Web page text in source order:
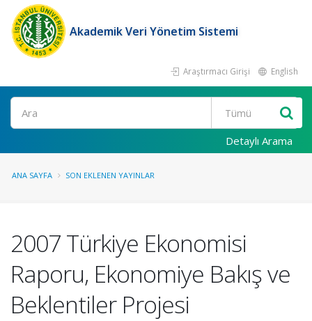
Akademik Veri Yönetim Sistemi
Araştırmacı Girişi English
Ara
Detaylı Arama
ANA SAYFA SON EKLENEN YAYINLAR
2007 Türkiye Ekonomisi
Raporu, Ekonomiye Bakış ve
Beklentiler Projesi